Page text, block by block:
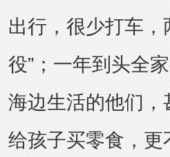
出行，很少打车，
役”；一年到头全
海边生活的他们
给孩子买零食，